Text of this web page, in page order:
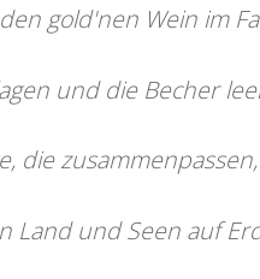
gold'nen Wein im
und die Becher
die zusammenpassen,
Land und Seen auf